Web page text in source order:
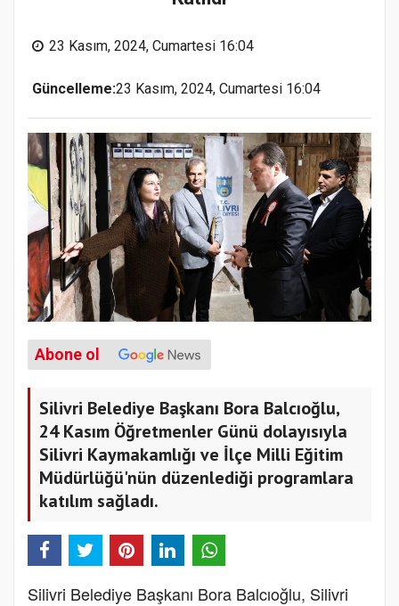
23 Kasım, 2024, Cumartesi 16:04
Güncelleme:23 Kasım, 2024, Cumartesi 16:04
Abone ol
Silivri Belediye Başkanı Bora Balcıoğlu,
24 Kasım Öğretmenler Günü dolayısıyla
Silivri Kaymakamlığı ve İlçe Milli Eğitim
Müdürlüğü'nün düzenlediği programlara
katılım sağladı.
Silivri Belediye Başkanı Bora Balcıoğlu, Silivri